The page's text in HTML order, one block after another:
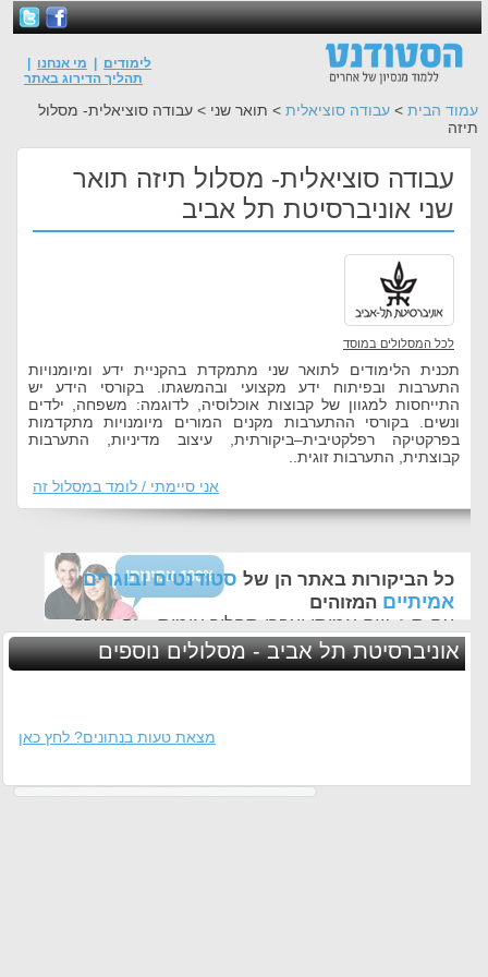
לימודים מי אנחנו
תהליך הדירוג באתר
עמוד הבית > עבודה סוציאלית > תואר שני > עבודה סוציאלית- מסלול
תיזה
עבודה סוציאלית- מסלול תיזה תואר
שני אוניברסיטת תל אביב
לכל המסלולים במוסד
תכנית הלימודים לתואר שני מתמקדת בהקניית ידע ומיומנויות
התערבות ובפיתוח ידע מקצועי ובהמשגתו. בקורסי הידע יש
התייחסות למגוון של קבוצות אוכלוסיה, לדוגמה: משפחה, ילדים
ונשים. בקורסי ההתערבות מקנים המורים מיומנויות מתקדמות
בפרקטיקה רפלקטיבית–ביקורתית, עיצוב מדיניות, התערבות
קבוצתית, התערבות זוגית..
אני סיימתי / לומד במסלול זה
כל הביקורות באתר הן של סטודנטים ובוגרים
אמיתיים המזוהים
עם ת.ז, שם אמיתי ועברו תהליך אימות - זה הערך
החשוב לנו ביותר באתר
אוניברסיטת תל אביב - מסלולים נוספים
מצאת טעות בנתונים? לחץ כאן